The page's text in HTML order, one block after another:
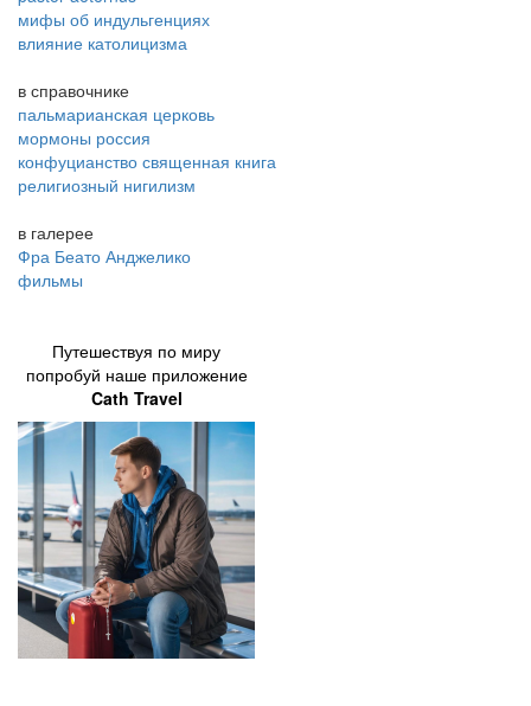
мифы об индульгенциях
влияние католицизма
в справочнике
пальмарианская церковь
мормоны россия
конфуцианство священная книга
религиозный нигилизм
в галерее
Фра Беато Анджелико
фильмы
Путешествуя по миру
попробуй наше приложение
Cath Travel